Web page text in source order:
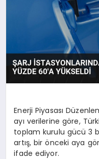
Enerji Piyasası
ayı verilerine göre,
toplam kurulu gücü 3
artış, bir önceki aya
ifade ediyor.